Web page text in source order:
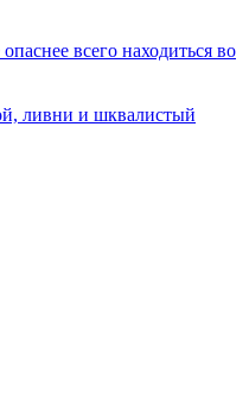
всего находиться во
ливни и шквалистый